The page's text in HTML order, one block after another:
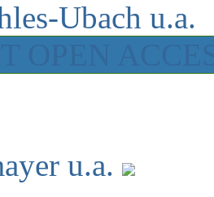
Ubach u.a.
u.a.